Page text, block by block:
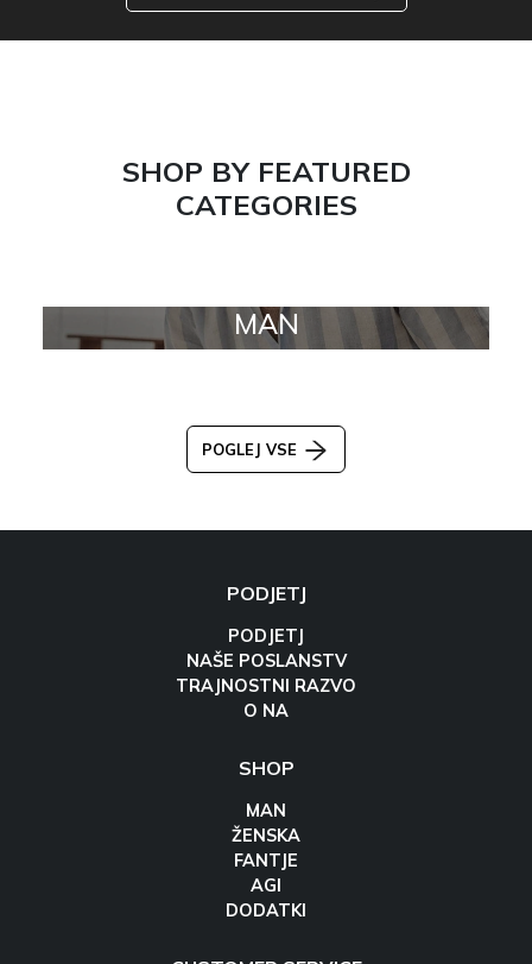
SHOP BY FEATURED
CATEGORIES
MAN
POGLEJ VSE
PODJETJ
PODJETJ
NAŠE POSLANSTV
TRAJNOSTNI RAZVO
O NA
SHOP
MAN
ŽENSKA
FANTJE
AGI
DODATKI